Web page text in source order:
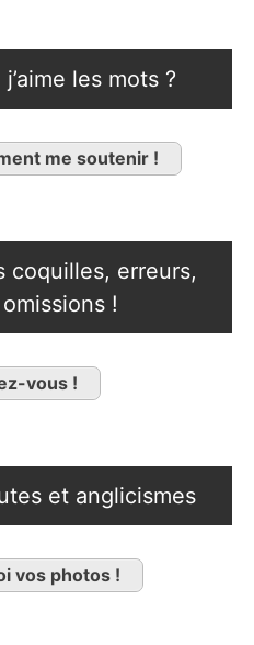
les mots ?
me soutenir !
coquilles, erreurs,
!
vous !
et anglicismes
vos photos !